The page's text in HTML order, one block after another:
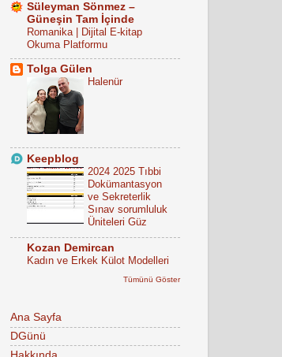
Süleyman Sönmez –
Güneşin Tam İçinde
Romanika | Dijital E-kitap
Okuma Platformu
Tolga Gülen
Halenür
Keepblog
2024 2025 Tıbbi
Dokümantasyon
ve Sekreterlik
Sınav sorumluluk
Üniteleri Güz
Kozan Demircan
Kadın ve Erkek Külot Modelleri
Tümünü Göster
Ana Sayfa
DGünü